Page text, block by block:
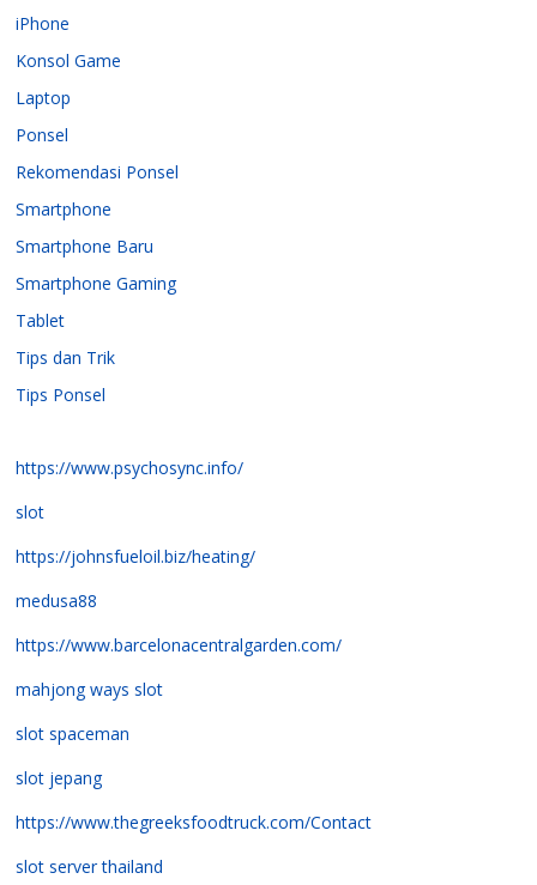
iPhone
Konsol Game
Laptop
Ponsel
Rekomendasi Ponsel
Smartphone
Smartphone Baru
Smartphone Gaming
Tablet
Tips dan Trik
Tips Ponsel
https://www.psychosync.info/
slot
https://johnsfueloil.biz/heating/
medusa88
https://www.barcelonacentralgarden.com/
mahjong ways slot
slot spaceman
slot jepang
https://www.thegreeksfoodtruck.com/Contact
slot server thailand